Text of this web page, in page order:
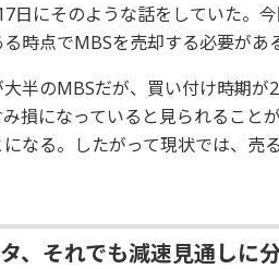
日にそのような話をしていた。
時点でMBSを売却する必要があ
半のMBSだが、買い付け時期が
損になっていると見られること
なる。したがって現状では、売
、それでも減速見通しに